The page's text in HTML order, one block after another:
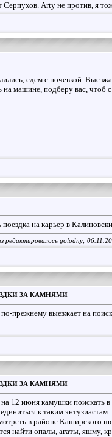
Серпухов. Arty не против, я
едем с ночевкой.
на машине, подберу вас, чтоб
на карьер в
редактировалось golodny;
ЗА КАМНЯМИ
прежнему выезжает на
ЗА КАМНЯМИ
12 июня камушки поискать
к таким
в районе Каширского
найти опалы, агаты, яшму,